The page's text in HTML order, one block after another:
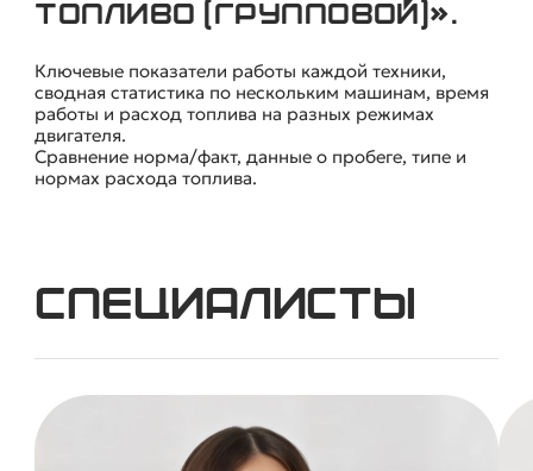
топливо (групповой)».
Ключевые показатели работы каждой техники,
сводная статистика по нескольким машинам, время
работы и расход топлива на разных режимах
двигателя.
Сравнение норма/факт, данные о пробеге, типе и
нормах расхода топлива.
Специалисты